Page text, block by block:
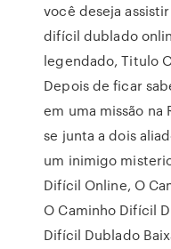
você deseja
difícil dublado
legendado, Titulo
Depois de ficar
em uma missão na
se junta a dois
um inimigo
Difícil Online, O
O Caminho Difícil
Difícil Dublado